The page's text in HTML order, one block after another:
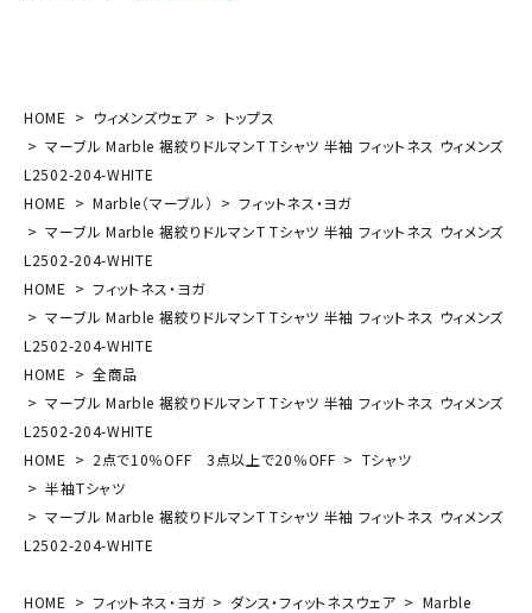
HOME ウィメンズウェア
トップス
マーブル Marble 裾絞りドルマンT Tシャツ 半袖 フィットネス ウィメンズ
L2502-204-WHITE
HOME
Marble（マーブル）
フィットネス・ヨガ
マーブル Marble 裾絞りドルマンT Tシャツ 半袖 フィットネス ウィメンズ
L2502-204-WHITE
HOME
フィットネス・ヨガ
マーブル Marble 裾絞りドルマンT Tシャツ 半袖 フィットネス ウィメンズ
L2502-204-WHITE
HOME
全商品
マーブル Marble 裾絞りドルマンT Tシャツ 半袖 フィットネス ウィメンズ
L2502-204-WHITE
HOME
2点で10％OFF 3点以上で20％OFF
Tシャツ
半袖Tシャツ
マーブル Marble 裾絞りドルマンT Tシャツ 半袖 フィットネス ウィメンズ
L2502-204-WHITE
HOME フィットネス・ヨガ ダンス・フィットネスウェア
Marble